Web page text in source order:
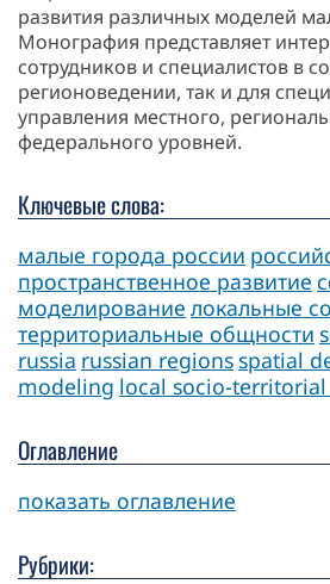
развития различных моделей
Монография представляет
сотрудников и специалистов в
регионоведении, так и для
управления местного,
федерального уровней.
Ключевые слова:
малые города россии
пространственное развитие
моделирование локальные
территориальные общности
russia russian regions spatial
modeling local socio-
Оглавление
показать оглавление
Рубрики: